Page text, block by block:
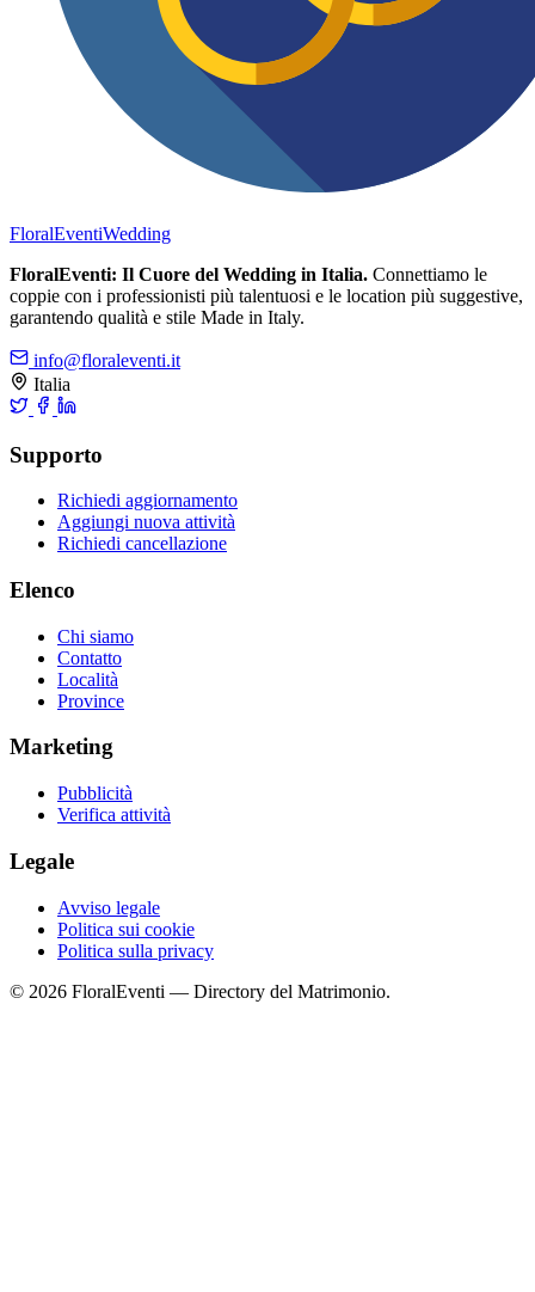
FloralEventiWedding
FloralEventi: Il Cuore del Wedding in Italia. Connettiamo le
coppie con i professionisti più talentuosi e le location più suggestive,
garantendo qualità e stile Made in Italy.
info@floraleventi.it
Italia
Supporto
Richiedi aggiornamento
Aggiungi nuova attività
Richiedi cancellazione
Elenco
Chi siamo
Contatto
Località
Province
Marketing
Pubblicità
Verifica attività
Legale
Avviso legale
Politica sui cookie
Politica sulla privacy
© 2026 FloralEventi — Directory del Matrimonio.